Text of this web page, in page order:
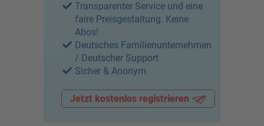
Transparenter Service und eine
faire Preisgestaltung. Keine
Abos!
Deutsches Familienunternehmen
/ Deutscher Support
Sicher & Anonym
Jetzt kostenlos registrieren